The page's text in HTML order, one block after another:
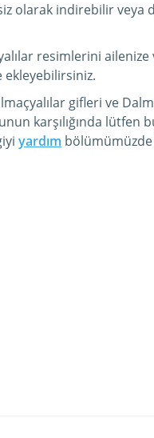
olarak indirebilir
resimlerini
ekleyebilirsiniz.
gifleri ve
karşılığında
yardım